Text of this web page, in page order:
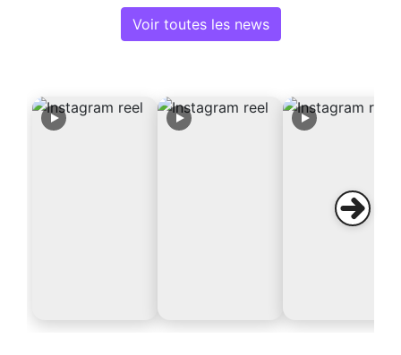
Voir toutes les news